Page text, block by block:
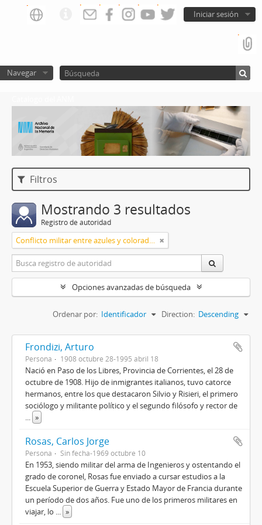
Iniciar sesión
Navegar
Filtros
Mostrando 3 resultados
Registro de autoridad
Conflicto militar entre azules y colorados
Opciones avanzadas de búsqueda
Ordenar por: Identificador Direction: Descending
Frondizi, Arturo
Persona 1908 octubre 28-1995 abril 18
Nació en Paso de los Libres, Provincia de Corrientes, el 28 de
octubre de 1908. Hijo de inmigrantes italianos, tuvo catorce
hermanos, entre los que destacaron Silvio y Risieri, el primero
sociólogo y militante político y el segundo filósofo y rector de
... »
Rosas, Carlos Jorge
Persona Sin fecha-1969 octubre 10
En 1953, siendo militar del arma de Ingenieros y ostentando el
grado de coronel, Rosas fue enviado a cursar estudios a la
Escuela Superior de Guerra y Estado Mayor de Francia durante
un período de dos años. Fue uno de los primeros militares en
viajar, lo ... »